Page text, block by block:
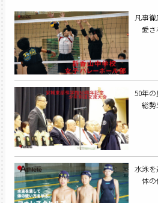
凡事
愛さ
50年の
総勢
水泳を
体の